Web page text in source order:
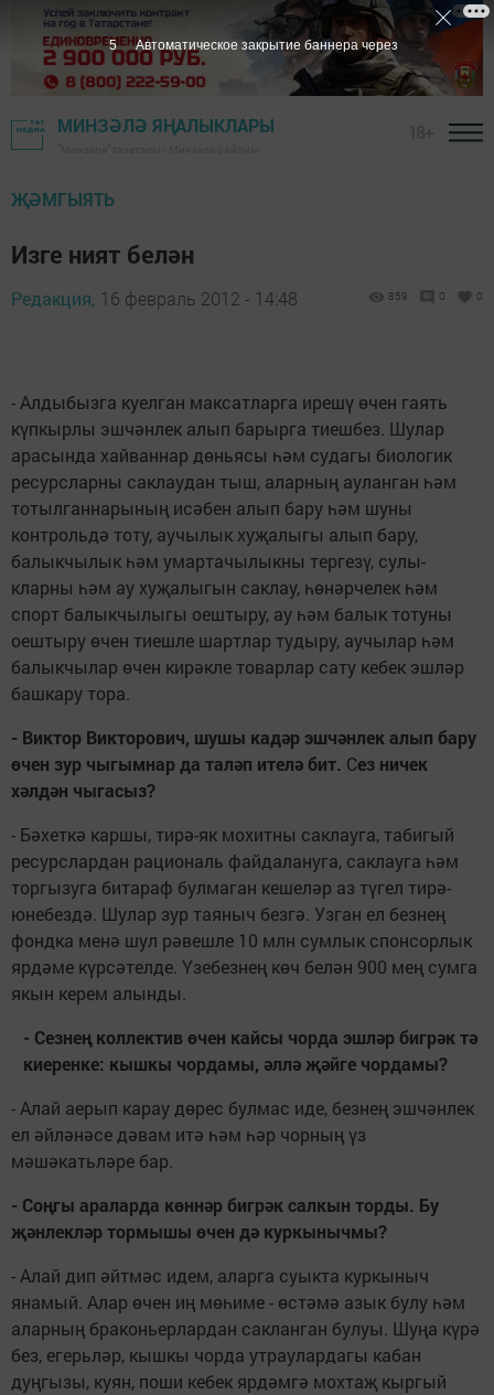
МИНЗӘЛӘ ЯҢАЛЫКЛАРЫ
ҖӘМГЫЯТЬ
Изге ният белән
Редакция, 16 февраль 2012 - 14:48 859 0 0
- Алдыбызга куелган мак­сатларга ирешү өчен га­ять
күпкырлы эшчәнлек алып барырга тиешбез. Шулар
арасында хай­ваннар дөньясы һәм судагы биологик
ресур­сларны саклаудан тыш, аларның ауланган һәм
тотылганнарының исәбен алып бару һәм шуны
контрольдә тоту, аучы­лык хуҗалыгы алып бару,
балыкчылык һәм умарта­чылыкны тергезү, сулы­
кларны һәм ау хуҗалыгын саклау, һөнәрчелек һәм
спорт балыкчылыгы оеш­тыру, ау һәм балык тоту­ны
оештыру өчен тиешле шартлар тудыру, аучылар һәм
балыкчылар өчен кирәкле товарлар сату ке­бек эшләр
башкару тора.
- Виктор Викторович, шушы кадәр эшчәнлек алып бару
өчен зур чыгымнар да таләп ителә бит. Сез ничек
хәлдән чыгасыз?
- Бәхеткә каршы, тирә-як мохитны саклауга, табигый
ресурслардан рациональ файдалану­га, саклауга һәм
торгы­зуга битараф булмаган кешеләр аз түгел тирә-
юнебездә. Шулар зур таяныч безгә. Узган ел безнең
фондка менә шул рәвешле 10 млн сум­лык спонсорлык
ярдәме күрсәтелде. Үзебезнең көч белән 900 мең сумга
якын керем алынды.
- Сезнең коллектив өчен кайсы чорда эшләр бигрәк тә
кие­ренке: кышкы чорда­мы, әллә җәйге чор­дамы?
- Алай аерып карау дөрес булмас иде, безнең эшчәнлек
ел әйләнәсе дәвам итә һәм һәр чорның үз
мәшәкатьләре бар.
- Соңгы араларда көннәр бигрәк салкын торды. Бу
җәнлекләр тормышы өчен дә куркынычмы?
- Алай дип әйтмәс идем, аларга суыкта куркыныч
янамый. Алар өчен иң мөһиме - өстәмә азык булу һәм
аларның бра­коньерлардан саклан­ган булуы. Шуңа күрә
без, егерьләр, кышкы чорда утраулардагы ка­бан
дуңгызы, куян, поши кебек ярдәмгә мохтаҗ кыргый
4 Автоматическое закрытие баннера через